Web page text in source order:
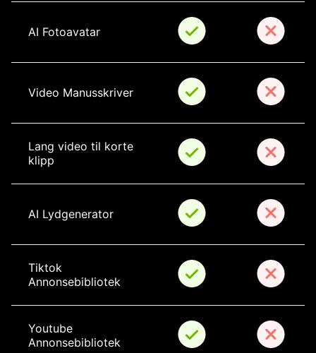
AI Fotoavatar
Video Manusskriver
Lang video til korte
klipp
AI Lydgenerator
Tiktok
Annonsebibliotek
Youtube
Annonsebibliotek